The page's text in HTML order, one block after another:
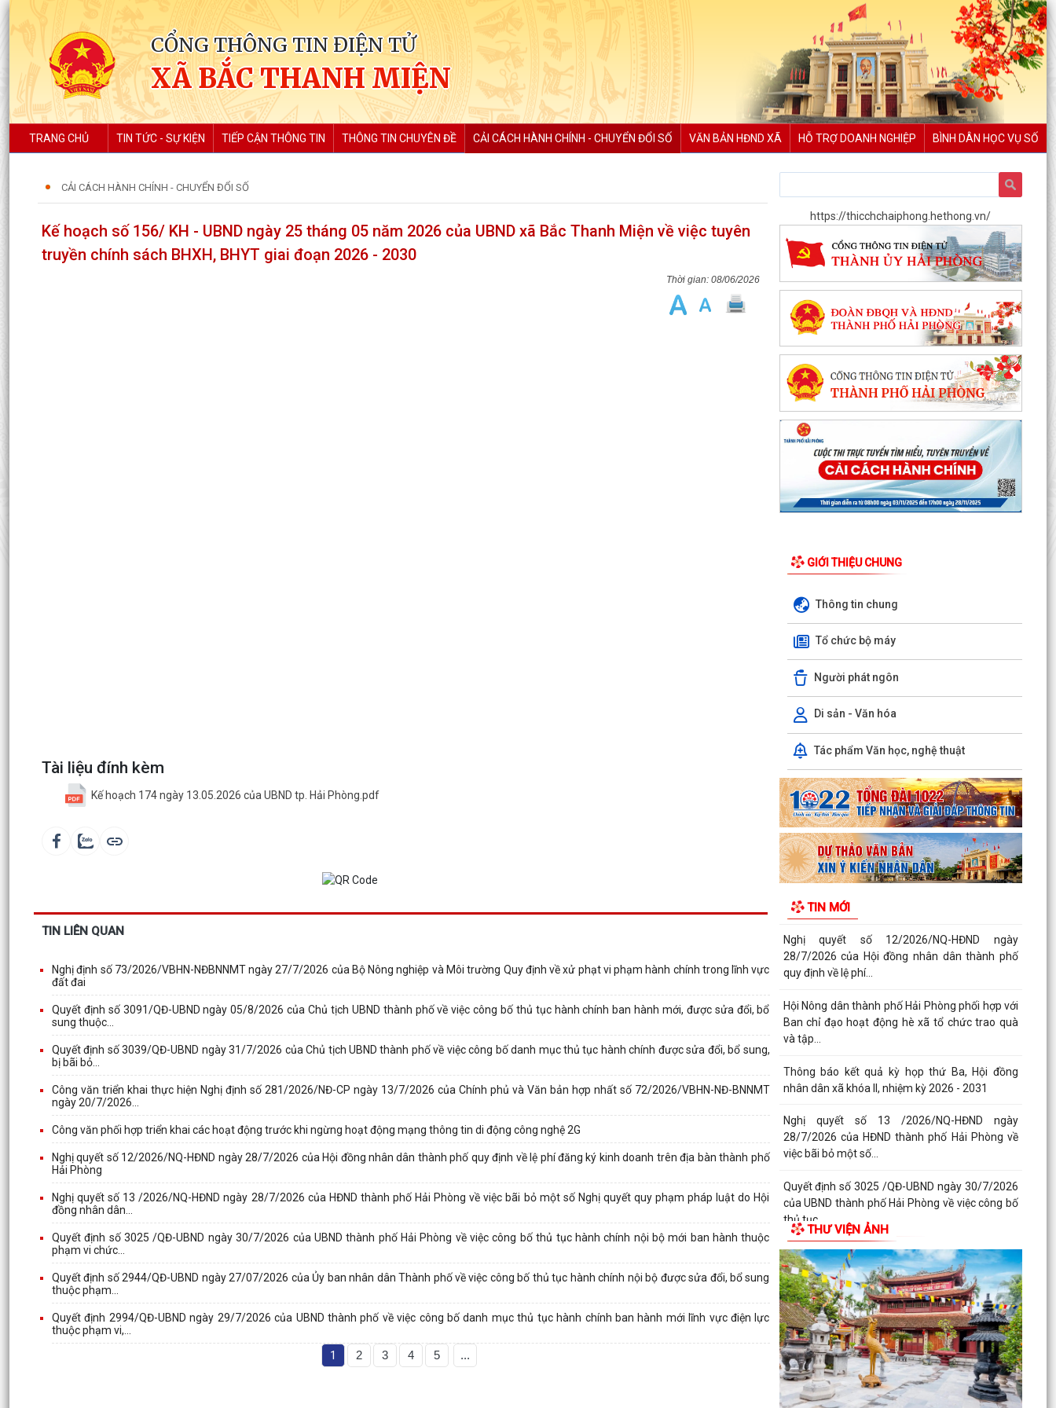
CỔNG THÔNG TIN ĐIỆN TỬ
XÃ BẮC THANH MIỆN
TRANG CHỦ TIN TỨC - SỰ KIỆN TIẾP CẬN THÔNG TIN THÔNG TIN CHUYÊN ĐỀ CẢI CÁCH HÀNH CHÍNH - CHUYỂN ĐỔI SỐ VĂN BẢN HĐND XÃ HỖ TRỢ DOANH NGHIỆP BÌNH DÂN HỌC VỤ SỐ
CẢI CÁCH HÀNH CHÍNH - CHUYỂN ĐỔI SỐ
Kế hoạch số 156/ KH - UBND ngày 25 tháng 05 năm 2026 của UBND xã Bắc Thanh Miện về việc tuyên
truyền chính sách BHXH, BHYT giai đoạn 2026 - 2030
08/06/2026
Tài liệu đính kèm
Kế hoạch 174 ngày 13.05.2026 của UBND tp. Hải Phòng.pdf
TIN LIÊN QUAN
Nghị định số 73/2026/VBHN-NĐBNNMT ngày 27/7/2026 của Bộ Nông nghiệp và Môi trường Quy định về xử phạt vi phạm hành chính trong lĩnh vực
đất đai
Quyết định số 3091/QĐ-UBND ngày 05/8/2026 của Chủ tịch UBND thành phố về việc công bố thủ tục hành chính ban hành mới, được sửa đổi, bổ
sung thuộc...
Quyết định số 3039/QĐ-UBND ngày 31/7/2026 của Chủ tịch UBND thành phố về việc công bố danh mục thủ tục hành chính được sửa đổi, bổ sung,
bị bãi bỏ...
Công văn triển khai thực hiện Nghị định số 281/2026/NĐ-CP ngày 13/7/2026 của Chính phủ và Văn bản hợp nhất số 72/2026/VBHN-NĐ-BNNMT
ngày 20/7/2026...
Công văn phối hợp triển khai các hoạt động trước khi ngừng hoạt động mạng thông tin di động công nghệ 2G
Nghị quyết số 12/2026/NQ-HĐND ngày 28/7/2026 của Hội đồng nhân dân thành phố quy định về lệ phí đăng ký kinh doanh trên địa bàn thành phố
Hải Phòng
Nghị quyết số 13 /2026/NQ-HĐND ngày 28/7/2026 của HĐND thành phố Hải Phòng về việc bãi bỏ một số Nghị quyết quy phạm pháp luật do Hội
đồng nhân dân...
Quyết định số 3025 /QĐ-UBND ngày 30/7/2026 của UBND thành phố Hải Phòng về việc công bố thủ tục hành chính nội bộ mới ban hành thuộc
phạm vi chức...
Quyết định số 2944/QĐ-UBND ngày 27/07/2026 của Ủy ban nhân dân Thành phố về việc công bố thủ tục hành chính nội bộ được sửa đổi, bổ sung
thuộc phạm...
Quyết định 2994/QĐ-UBND ngày 29/7/2026 của UBND thành phố về việc công bố danh mục thủ tục hành chính ban hành mới lĩnh vực điện lực
thuộc phạm vi,...
1 2 3 4 5 ...
https://thicchchaiphong.hethong.vn/
GIỚI THIỆU CHUNG
Thông tin chung
Tổ chức bộ máy
Người phát ngôn
Di sản - Văn hóa
Tác phẩm Văn học, nghệ thuật
TIN MỚI
Nghị định số 73/2026/VBHN-NĐBNNMT ngày
27/7/2026 của Bộ Nông nghiệp và Môi trường
Quy định về xử...
Quyết định số 3091/QĐ-UBND ngày 05/8/2026
của Chủ tịch UBND thành phố về việc công bố
thủ tục hành...
Quyết định số 3039/QĐ-UBND ngày 31/7/2026
của Chủ tịch UBND thành phố về việc công bố
danh mục thủ...
Công văn triển khai thực hiện Nghị định số
281/2026/NĐ-CP ngày 13/7/2026 của Chính
phủ và Văn bản...
Công văn phối hợp triển khai các hoạt động
động công...
Nghị quyết số 12/2026/NQ-HĐND ngày
28/7/2026 của Hội đồng nhân dân thành phố
quy định về lệ phí...
Hội Nông dân thành phố Hải Phòng phối hợp với
Ban chỉ đạo hoạt động hè xã tổ chức trao quà
và tập...
Thông báo kết quả kỳ họp thứ Ba, Hội đồng
nhân dân xã khóa II, nhiệm kỳ 2026 - 2031
Nghị quyết số 13 /2026/NQ-HĐND ngày
28/7/2026 của HĐND thành phố Hải Phòng về
việc bãi bỏ một số...
Quyết định số 3025 /QĐ-UBND ngày 30/7/2026
của UBND thành phố Hải Phòng về việc công bố
thủ tục...
Quyết định về việc kiện toàn đội ngũ tuyên
truyền viên cơ sở trên địa bàn xã Bắc Thanh
Miện
Kế hoạch triển khai thực hiện Quyết định số
61/2026/QĐ-UBND ngày 22/07/2026 của UBND
thành phố Hải...
Quyết định số 2944/QĐ-UBND ngày 27/07/2026
của Ủy ban nhân dân Thành phố về việc công bố
THƯ VIỆN ẢNH